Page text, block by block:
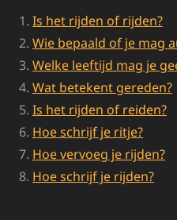
Is het rijden of rijden?
Wie bepaald of je mag
Welke leeftijd mag je
Wat betekent gereden?
Is het rijden of reiden?
Hoe schrijf je ritje?
Hoe vervoeg je rijden?
Hoe schrijf je rijden?